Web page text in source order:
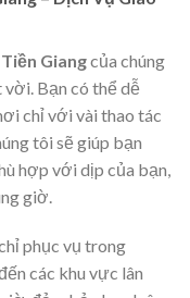
Giangcủa chúng
Bạn có thể dễ
chỉ với vài thao tác
tôi sẽ giúp bạn
hợp với dịp của bạn,
giờ.
phục vụ trong
các khu vực lân